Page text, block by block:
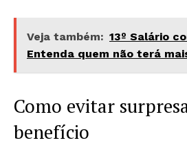
Veja também: 13º Salário
Entenda quem não terá
Como evitar
benefício